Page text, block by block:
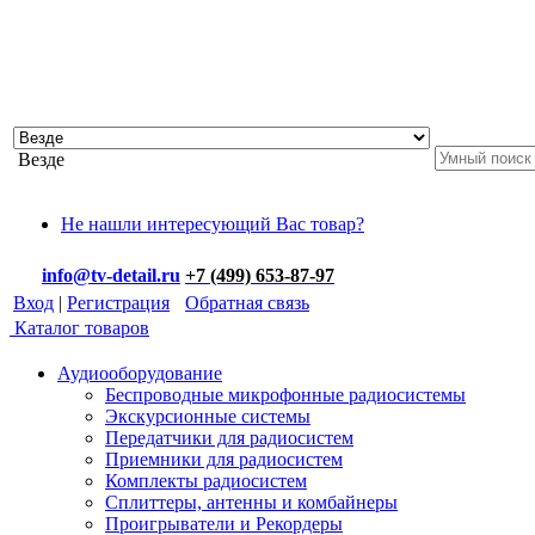
Везде
Не нашли интересующий Вас товар?
info@tv-detail.ru +7 (499) 653-87-97
Вход | Регистрация
Обратная связь
Каталог товаров
Аудиооборудование
Беспроводные микрофонные радиосистемы
Экскурсионные системы
Передатчики для радиосистем
Приемники для радиосистем
Комплекты радиосистем
Сплиттеры, антенны и комбайнеры
Проигрыватели и Рекордеры